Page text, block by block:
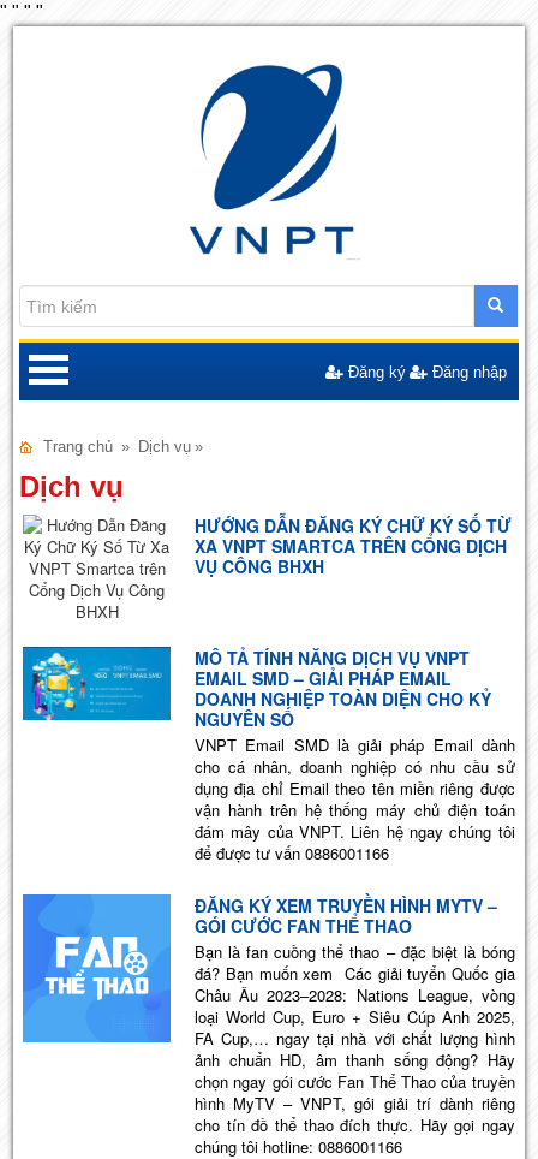
" " " "
Đăng ký Đăng nhập
Trang chủ » Dịch vụ »
Dịch vụ
HƯỚNG DẪN ĐĂNG KÝ CHỮ KÝ SỐ TỪ
XA VNPT SMARTCA TRÊN CỔNG DỊCH
VỤ CÔNG BHXH
MÔ TẢ TÍNH NĂNG DỊCH VỤ VNPT
EMAIL SMD – GIẢI PHÁP EMAIL
DOANH NGHIỆP TOÀN DIỆN CHO KỶ
NGUYÊN SỐ
VNPT Email SMD là giải pháp Email dành
cho cá nhân, doanh nghiệp có nhu cầu sử
dụng địa chỉ Email theo tên miền riêng được
vận hành trên hệ thống máy chủ điện toán
đám mây của VNPT. Liên hệ ngay chúng tôi
để được tư vấn 0886001166
ĐĂNG KÝ XEM TRUYỀN HÌNH MYTV –
GÓI CƯỚC FAN THỂ THAO
Bạn là fan cuồng thể thao – đặc biệt là bóng
đá? Bạn muốn xem Các giải tuyển Quốc gia
Châu Âu 2023–2028: Nations League, vòng
loại World Cup, Euro + Siêu Cúp Anh 2025,
FA Cup,… ngay tại nhà với chất lượng hình
ảnh chuẩn HD, âm thanh sống động? Hãy
chọn ngay gói cước Fan Thể Thao của truyền
hình MyTV – VNPT, gói giải trí dành riêng
cho tín đồ thể thao đích thực. Hãy gọi ngay
chúng tôi hotline: 0886001166